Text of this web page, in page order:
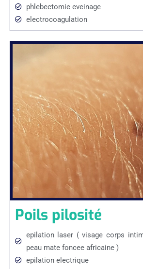
phlebectomie eveinage
electrocoagulation
Poils pilosité
epilation laser ( visage corps
peau mate foncee africaine )
epilation electrique